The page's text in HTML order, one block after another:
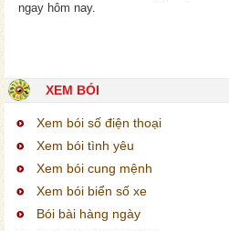
ngay hôm nay.
XEM BÓI
Xem bói số điện thoại
Xem bói tình yêu
Xem bói cung mệnh
Xem bói biển số xe
Bói bài hàng ngày